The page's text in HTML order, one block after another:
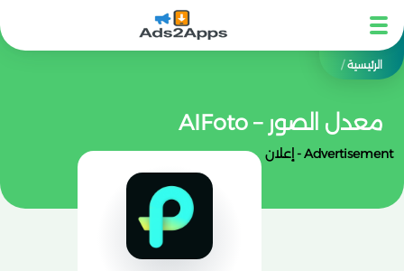
الرئيسية/
معدل الصور – AIFoto
Advertisement - إعلان